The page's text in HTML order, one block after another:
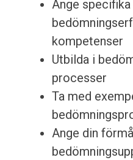
Ange specifika
kompetenser
Utbilda i
processer
Ta med
Ange din